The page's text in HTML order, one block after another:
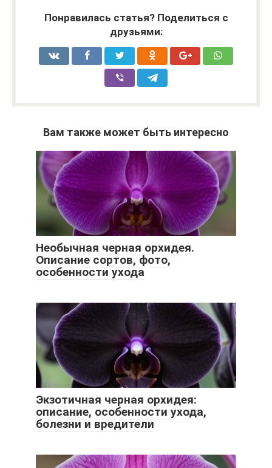
Понравилась статья? Поделиться с
друзьями:
Вам также может быть интересно
Необычная черная орхидея.
Описание сортов, фото,
особенности ухода
Экзотичная черная орхидея:
описание, особенности ухода,
болезни и вредители